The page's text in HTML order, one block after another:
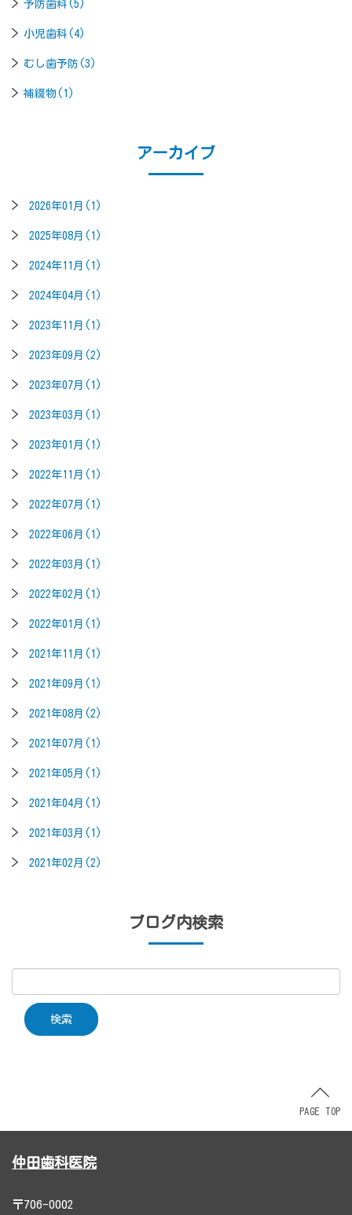
予防歯科(5)
小児歯科(4)
むし歯予防(3)
補綴物(1)
アーカイブ
2026年01月(1)
2025年08月(1)
2024年11月(1)
2024年04月(1)
2023年11月(1)
2023年09月(2)
2023年07月(1)
2023年03月(1)
2023年01月(1)
2022年11月(1)
2022年07月(1)
2022年06月(1)
2022年03月(1)
2022年02月(1)
2022年01月(1)
2021年11月(1)
2021年09月(1)
2021年08月(2)
2021年07月(1)
2021年05月(1)
2021年04月(1)
2021年03月(1)
2021年02月(2)
ブログ内検索
PAGE TOP
仲田歯科医院
〒706-0002